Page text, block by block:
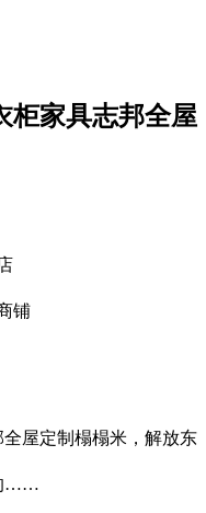
柜家具志邦全屋
铺
屋定制榻榻米，解放东
……